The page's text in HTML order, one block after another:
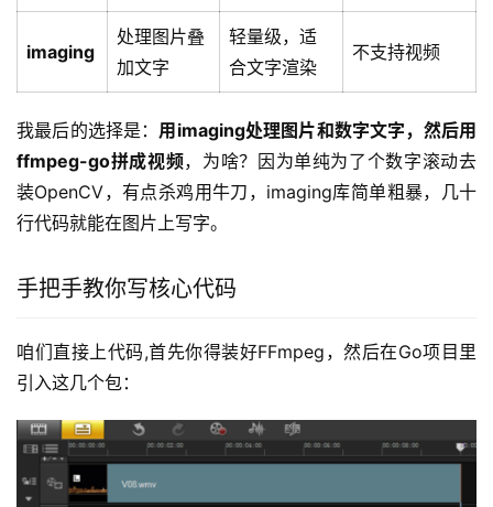
imaging
处理图片叠
加文字
轻量级，适
合文字渲染
不支持视频
我最后的选择是： 用imaging处理图片和数字文字，然后用
ffmpeg-go拼成视频，为啥？因为单纯为了个数字滚动去
装OpenCV，有点杀鸡用牛刀，imaging库简单粗暴，几十
行代码就能在图片上写字。
手把手教你写核心代码
咱们直接上代码,首先你得装好FFmpeg，然后在Go项目里
引入这几个包：